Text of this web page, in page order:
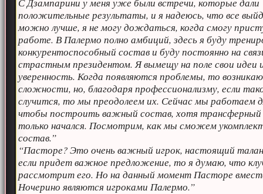
положительные результаты, и я надеюсь, что все
можно лучше, я не могу дождаться, когда смогу
работе. В Палермо полно амбиций, здесь я буду
конкурентоспособный состав и буду постоянно на
страстным президентом. Я вымещу на поле свои идеи
уверенность. Когда появляются проблемы, то
сложности, но, благодаря профессионализму, если
случится, то мы преодолеем их. Сейчас мы работаем
чтобы построить важный состав, хотя
только начался. Посмотрим, как мы сможем
состав.”
“Пасторе? Это очень важный игрок, настоящий
если придет важное предложение, то я думаю, что
рассмотрит его. Но на данный момент Пасторе
Ночерино являются игроками Палермо.”